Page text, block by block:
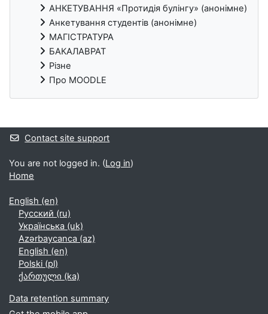
АНКЕТУВАННЯ «Протидія булінгу» (анонімне)
Анкетування студентів (анонімне)
МАГІСТРАТУРА
БАКАЛАВРАТ
Різне
Про MOODLE
Supplementary blocks
Contact site support
You are not logged in. (Log in)
Home
English ‎(en)‎
Русский ‎(ru)‎
Українська ‎(uk)‎
Azərbaycanca ‎(az)‎
English ‎(en)‎
Polski ‎(pl)‎
ქართული ‎(ka)‎
Data retention summary